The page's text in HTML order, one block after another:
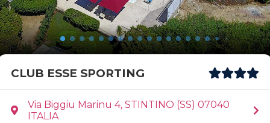
CLUB ESSE SPORTING
Via Biggiu Marinu 4, STINTINO (SS) 07040
ITALIA